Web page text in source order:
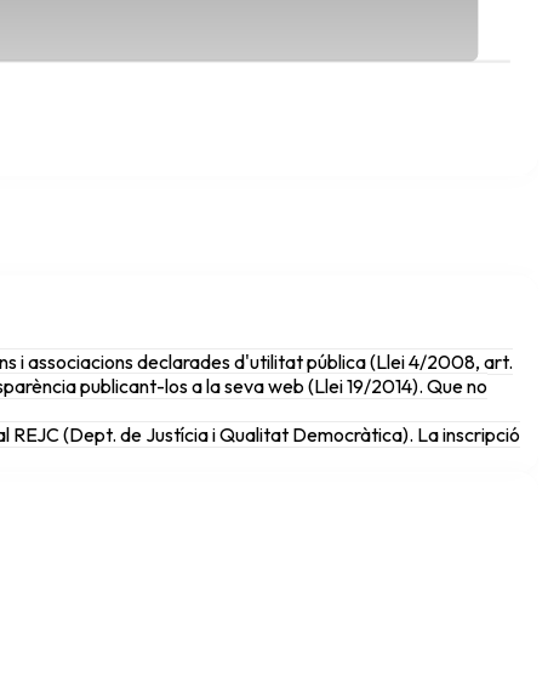
i associacions declarades d'utilitat pública (Llei 4/2008, art.
publicant-los a la seva web (Llei 19/2014). Que no
REJC (Dept. de Justícia i Qualitat Democràtica). La inscripció